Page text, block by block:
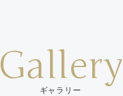
Gallery
ギャラリー